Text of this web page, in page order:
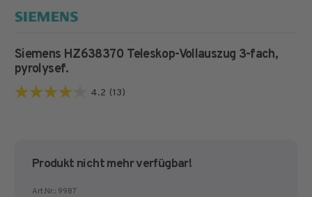
Siemens HZ638370 Teleskop-Vollauszug 3-fach,
pyrolysef.
4.2 (13)
4.2
Produkt nicht mehr verfügbar!
Art.Nr.:9987